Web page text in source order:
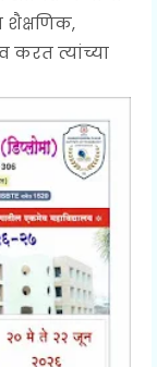
शैक्षणिक,
करत त्यांच्या